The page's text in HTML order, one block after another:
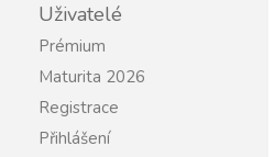
Uživatelé
Prémium
Maturita 2026
Registrace
Přihlášení